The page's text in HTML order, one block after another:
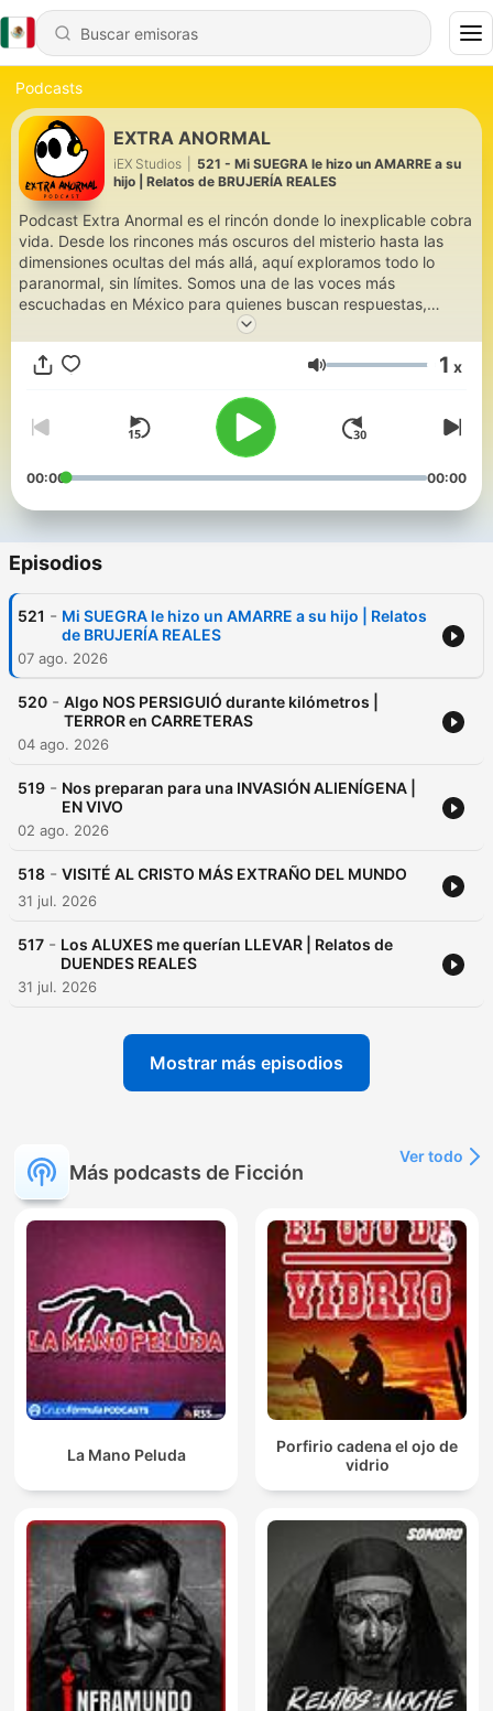
Podcasts
EXTRA ANORMAL
iEX Studios
521 - Mi SUEGRA le hizo un AMARRE a su
hijo | Relatos de BRUJERÍA REALES
Podcast Extra Anormal es el rincón donde lo inexplicable cobra
vida. Desde los rincones más oscuros del misterio hasta las
dimensiones ocultas del más allá, aquí exploramos todo lo
paranormal, sin límites. Somos una de las voces más
escuchadas en México para quienes buscan respuestas,
experiencias reales, teorías ocultas y fenómenos que desafían
la lógica. Cada episodio es una puerta abierta hacia lo
desconocido: fenómenos sobrenaturales, avistamientos,
estremecen el alma. ¿Te atreves a cruzarla?
Volumen 1 x
00:00 00:00
Episodios
521 - Mi SUEGRA le hizo un AMARRE a su hijo | Relatos
de BRUJERÍA REALES
07 ago. 2026
520 - Algo NOS PERSIGUIÓ durante kilómetros |
TERROR en CARRETERAS
04 ago. 2026
519 - Nos preparan para una INVASIÓN ALIENÍGENA |
EN VIVO
02 ago. 2026
518 - VISITÉ AL CRISTO MÁS EXTRAÑO DEL MUNDO
31 jul. 2026
517 - Los ALUXES me querían LLEVAR | Relatos de
DUENDES REALES
31 jul. 2026
Mostrar más episodios
Más podcasts de Ficción
Ver todo
La Mano Peluda
Porfirio cadena el ojo de
vidrio